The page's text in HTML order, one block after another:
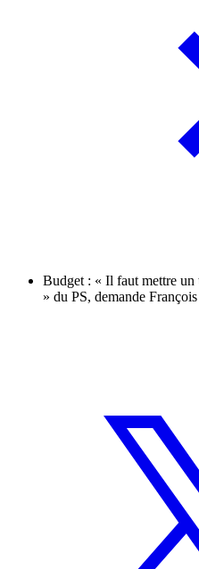
Budget : « Il faut mettre un
» du PS, demande